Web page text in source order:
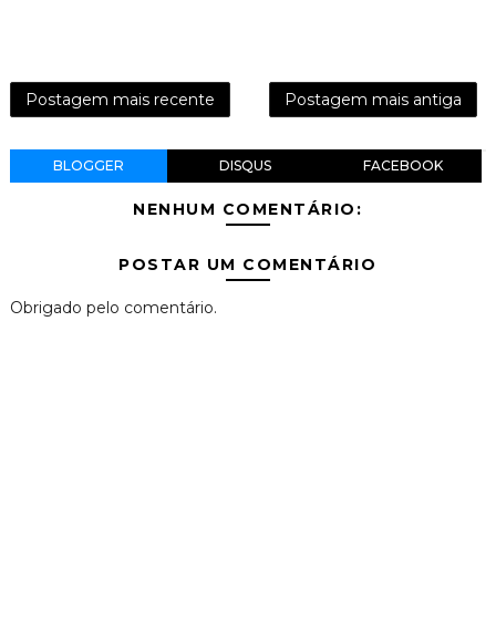
Postagem mais recente Postagem mais antiga
BLOGGER DISQUS FACEBOOK
NENHUM COMENTÁRIO:
POSTAR UM COMENTÁRIO
Obrigado pelo comentário.